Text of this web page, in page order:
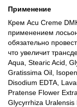
Применение
Крем Acu Creme
применением
обязательно
что увеличит
Aqua, Stearic Acid,
Gratissima Oil,
Disodium EDTA,
Pratense Flower
Glycyrrhiza Uralensis